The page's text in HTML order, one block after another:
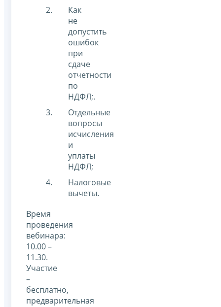
Как
не
допустить
ошибок
при
сдаче
отчетности
по
НДФЛ;.
Отдельные
вопросы
исчисления
и
уплаты
НДФЛ;
Налоговые
вычеты.
Время
проведения
вебинара:
10.00 –
11.30.
Участие
–
бесплатно,
предварительная